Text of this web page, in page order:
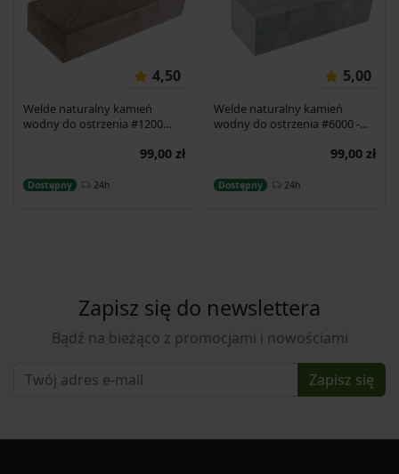
4,50
Welde naturalny kamień
wodny do ostrzenia #1200
99,00 zł
Dostępny 24h
Dodaj do koszyka
5,00
Welde naturalny kamień
wodny do ostrzenia #6000 -
99,00 zł
Dostępny 24h
Dodaj do koszyka
Zapisz się do newslettera
Bądź na bieżąco z promocjami i nowościami
Zapisz się